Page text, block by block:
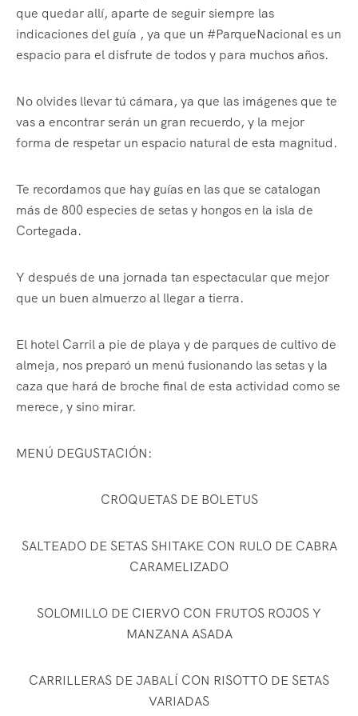
que quedar allí, aparte de seguir siempre las
indicaciones del guía , ya que un #ParqueNacional es un
espacio para el disfrute de todos y para muchos años.
No olvides llevar tú cámara, ya que las imágenes que te
vas a encontrar serán un gran recuerdo, y la mejor
forma de respetar un espacio natural de esta magnitud.
Te recordamos que hay guías en las que se catalogan
más de 800 especies de setas y hongos en la isla de
Cortegada.
Y después de una jornada tan espectacular que mejor
que un buen almuerzo al llegar a tierra.
El hotel Carril a pie de playa y de parques de cultivo de
almeja, nos preparó un menú fusionando las setas y la
caza que hará de broche final de esta actividad como se
merece, y sino mirar.
MENÚ DEGUSTACIÓN:
CROQUETAS DE BOLETUS
SALTEADO DE SETAS SHITAKE CON RULO DE CABRA
CARAMELIZADO
SOLOMILLO DE CIERVO CON FRUTOS ROJOS Y
MANZANA ASADA
CARRILLERAS DE JABALÍ CON RISOTTO DE SETAS
VARIADAS